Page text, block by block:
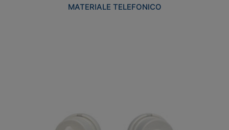
MATERIALE TELEFONICO